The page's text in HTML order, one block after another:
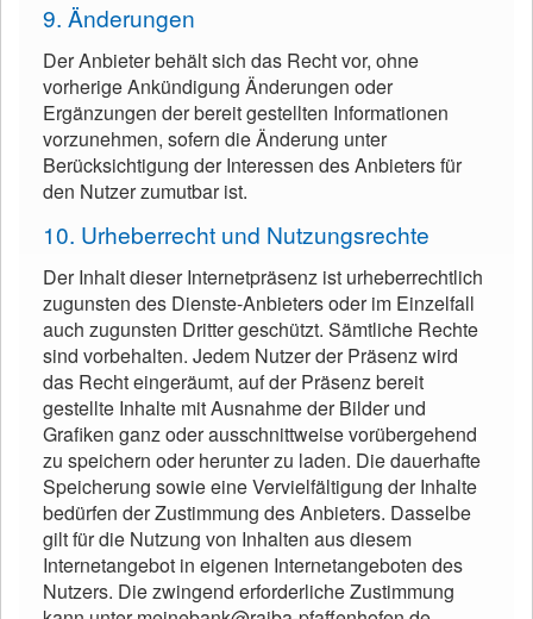
9. Änderungen
Der Anbieter behält sich das Recht vor, ohne
vorherige Ankündigung Änderungen oder
Ergänzungen der bereit gestellten Informationen
vorzunehmen, sofern die Änderung unter
Berücksichtigung der Interessen des Anbieters für
den Nutzer zumutbar ist.
10. Urheberrecht und Nutzungsrechte
Der Inhalt dieser Internetpräsenz ist urheberrechtlich
zugunsten des Dienste-Anbieters oder im Einzelfall
auch zugunsten Dritter geschützt. Sämtliche Rechte
sind vorbehalten. Jedem Nutzer der Präsenz wird
das Recht eingeräumt, auf der Präsenz bereit
gestellte Inhalte mit Ausnahme der Bilder und
Grafiken ganz oder ausschnittweise vorübergehend
zu speichern oder herunter zu laden. Die dauerhafte
Speicherung sowie eine Vervielfältigung der Inhalte
bedürfen der Zustimmung des Anbieters. Dasselbe
gilt für die Nutzung von Inhalten aus diesem
Internetangebot in eigenen Internetangeboten des
Nutzers. Die zwingend erforderliche Zustimmung